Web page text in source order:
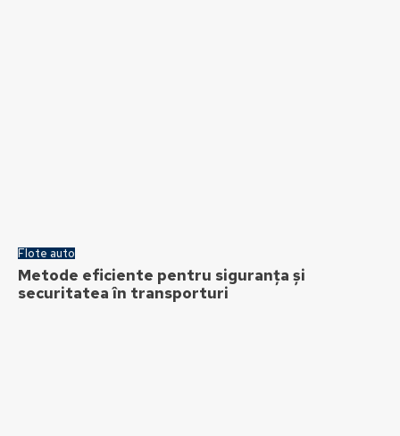
Flote auto
Metode eficiente pentru siguranța și
securitatea în transporturi